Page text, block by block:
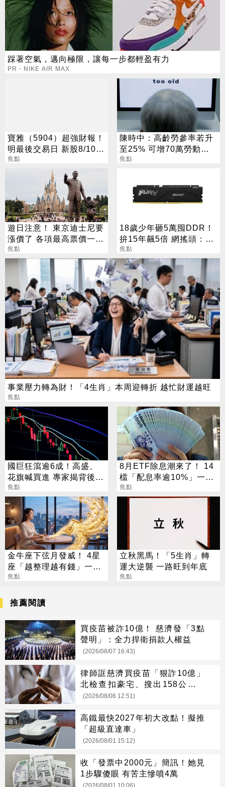
踩著空氣，邁向極限，讓每一步都輕盈有力
PR・NIKE AIR MAX
寶雅（5904）超強財報！
明最後交易日 新股8/10股
價變十分之一
焦點
陳時中：高齡勞參率若升
至25% 可增70萬勞動人
口
焦點
遊日注意！ 東京迪士尼要
漲價了 各項最高票價一次
看
焦點
18歲少年砸5萬囤DDR！
拚15年飆5倍 網搖頭：會
報廢
焦點
事業壓力轉為財！「4生肖」本周迎轉折 越忙財運越旺
焦點
國巨狂瀉逾6成！高盛、
花旗喊買進 專家揭背後真
相
焦點
8月ETF除息潮來了！ 14
檔「配息率逾10%」一次
看
焦點
金牛座下弦月發威！ 4星
座「越整理越有錢」一路
旺運到10月
焦點
立秋黑馬！「5生肖」轉
運大逆襲 一路旺到年底
焦點
推薦閱讀
買疫苗被詐10億！ 慈濟發「3點
聲明」：全力捍衛捐款人權益
(2026/08/07 16:43)
律師誆慈濟買疫苗「狠詐10億」
北檢查扣豪宅、搜出158公斤黃
金
(2026/08/06 12:51)
高鐵最快2027年初大改點！擬推
「超級直達車」
(2026/08/01 15:12)
收「發票中2000元」簡訊！她見
1步驟傻眼 有苦主慘噴4萬
(2026/08/01 10:06)